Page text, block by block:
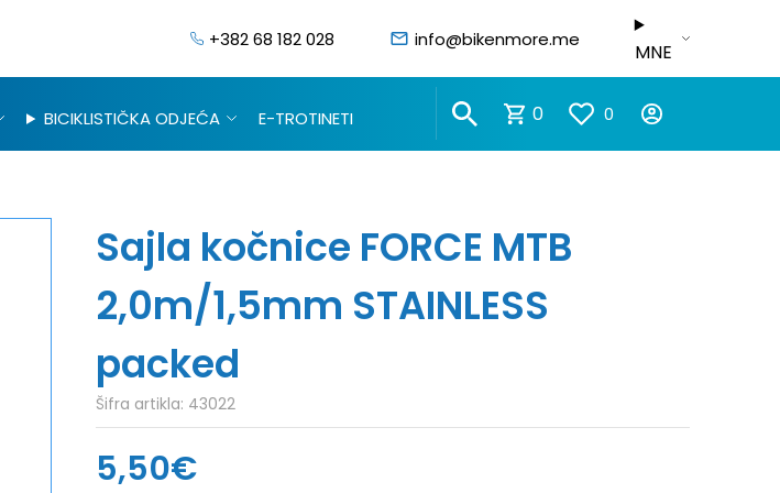
+382 68 182 028 info@bikenmore.me
MNE
BICIKLISTIČKA ODJEĆA E-TROTINETI 0 0
Sajla kočnice FORCE MTB
2,0m/1,5mm STAINLESS
packed
Šifra artikla: 43022
5,50€